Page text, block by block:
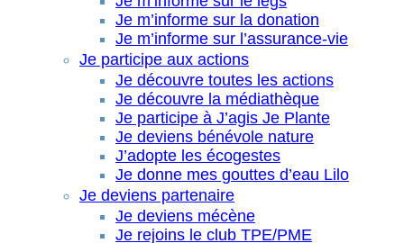
Je m’informe sur la donation
Je m’informe sur l’assurance-vie
Je participe aux actions
Je découvre toutes les actions
Je découvre la médiathèque
Je participe à J’agis Je Plante
Je deviens bénévole nature
J’adopte les écogestes
Je donne mes gouttes d’eau Lilo
Je deviens partenaire
Je deviens mécène
Je rejoins le club TPE/PME